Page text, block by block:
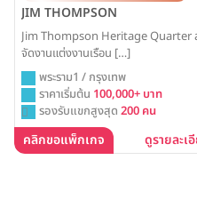
JIM THOMPSON
Jim Thompson Heritage Quarter
จัดงานแต่งงานเรือน […]
พระราม1 / กรุงเทพ
ราคาเริ่มต้น 100,000+ บาท
รองรับแขกสูงสุด 200 คน
คลิกขอแพ็กเกจ ดูรายละเ